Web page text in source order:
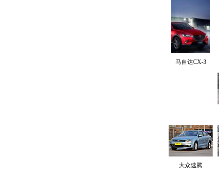
马自达CX-3
大众速腾